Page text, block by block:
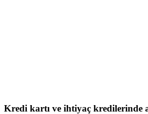
Kredi kartı ve ihtiyaç kredilerinde